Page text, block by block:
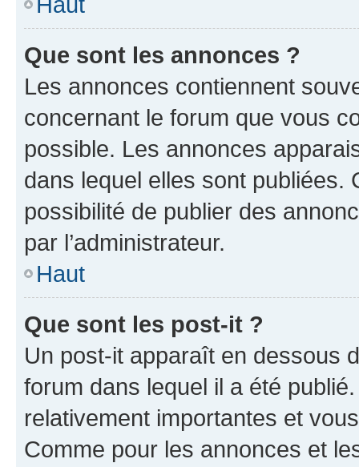
Que sont les annonces ?
Les annonces contiennent
concernant le forum que vous
possible. Les annonces
dans lequel elles sont publiées.
possibilité de publier des
par l’administrateur.
Haut
Que sont les post-it ?
Un post-it apparaît en dessous
forum dans lequel il a été
relativement importantes et
Comme pour les annonces et